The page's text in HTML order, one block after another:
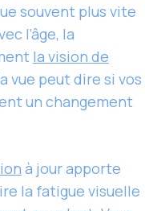
souvent plus vite
l’âge, la
la vision de
vue peut dire si vos
un changement
à jour apporte
la fatigue visuelle